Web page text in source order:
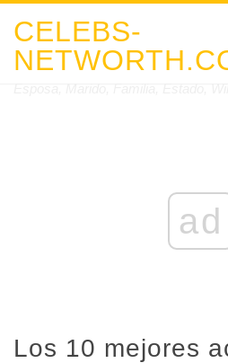
CELEBS-
ad
Los 10 mejores